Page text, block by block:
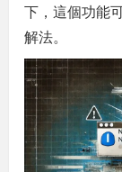
下，這個功能
解法。